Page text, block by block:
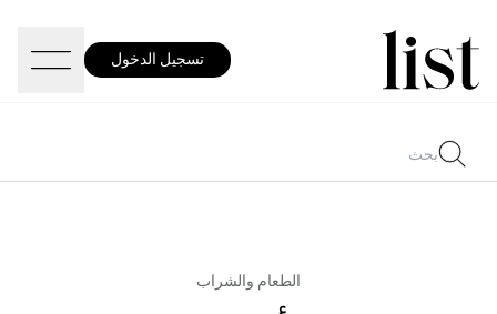
تسجيل الدخول
الطعام والشراب